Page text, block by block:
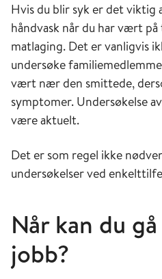
Hvis du blir syk er det viktig
håndvask når du har vært
matlaging. Det er vanligvis
undersøke
vært nær den smittede,
symptomer. Undersøkelse
være aktuelt.
Det er som regel ikke
undersøkelser ved
Når kan du
jobb?